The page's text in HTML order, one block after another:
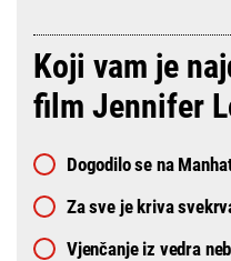
Koji vam je
film Jennifer
Dogodilo se na
Za sve je kriva
Vjenčanje iz vedra